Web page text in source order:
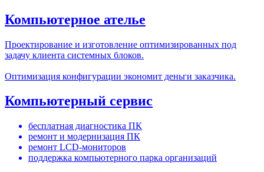
Компьютерное ателье
Проектирование и изготовление оптимизированных под
задачу клиента системных блоков.
Оптимизация конфигурации экономит деньги заказчика.
Компьютерный сервис
бесплатная диагностика ПК
ремонт и модернизация ПК
ремонт LCD-мониторов
поддержка компьютерного парка организаций